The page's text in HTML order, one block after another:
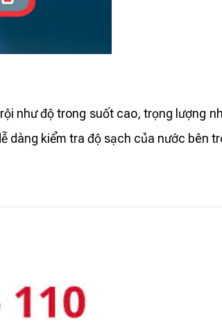
như độ trong suốt cao, trọng lượng
dàng kiểm tra độ sạch của nước bên